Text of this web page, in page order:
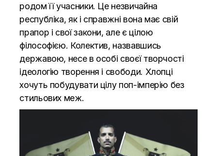
родом її учасники. Це незвичайна
республіка, як і справжні вона має свій
прапор і свої закони, але є цілою
філософією. Колектив, назвавшись
державою, несе в особі своєї творчості
ідеологію творення і свободи. Хлопці
хочуть побудувати цілу поп-імперію без
стильових меж.